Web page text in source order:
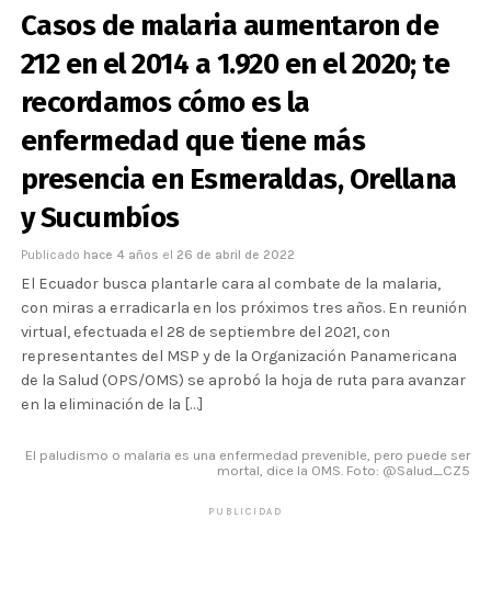
Casos de malaria aumentaron de
212 en el 2014 a 1.920 en el 2020; te
recordamos cómo es la
enfermedad que tiene más
presencia en Esmeraldas, Orellana
y Sucumbíos
Publicado hace 4 años el 26 de abril de 2022
El Ecuador busca plantarle cara al combate de la malaria,
con miras a erradicarla en los próximos tres años. En reunión
virtual, efectuada el 28 de septiembre del 2021, con
representantes del MSP y de la Organización Panamericana
de la Salud (OPS/OMS) se aprobó la hoja de ruta para avanzar
en la eliminación de la […]
El paludismo o malaria es una enfermedad prevenible, pero puede ser
mortal, dice la OMS. Foto: @Salud_CZ5
PUBLICIDAD